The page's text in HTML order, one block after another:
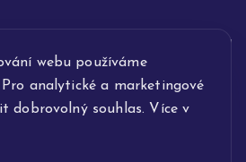
webu používáme
analytické a marketingové
dobrovolný souhlas. Více v